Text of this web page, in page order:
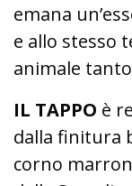
emana
e allo stesso
animale
IL TAPPO è
dalla finitura
corno